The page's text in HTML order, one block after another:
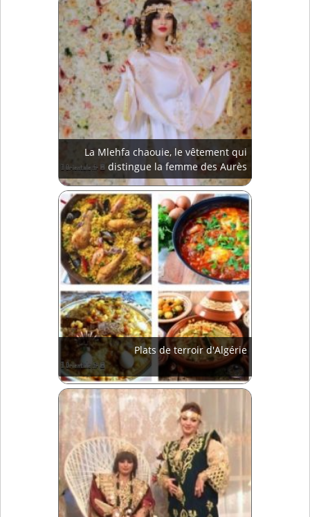
La Mlehfa chaouie, le vêtement qui
distingue la femme des Aurès
Plats de terroir d'Algérie